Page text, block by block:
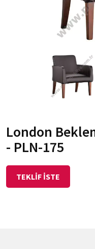
London
- PLN-175
TEKLİF İSTE